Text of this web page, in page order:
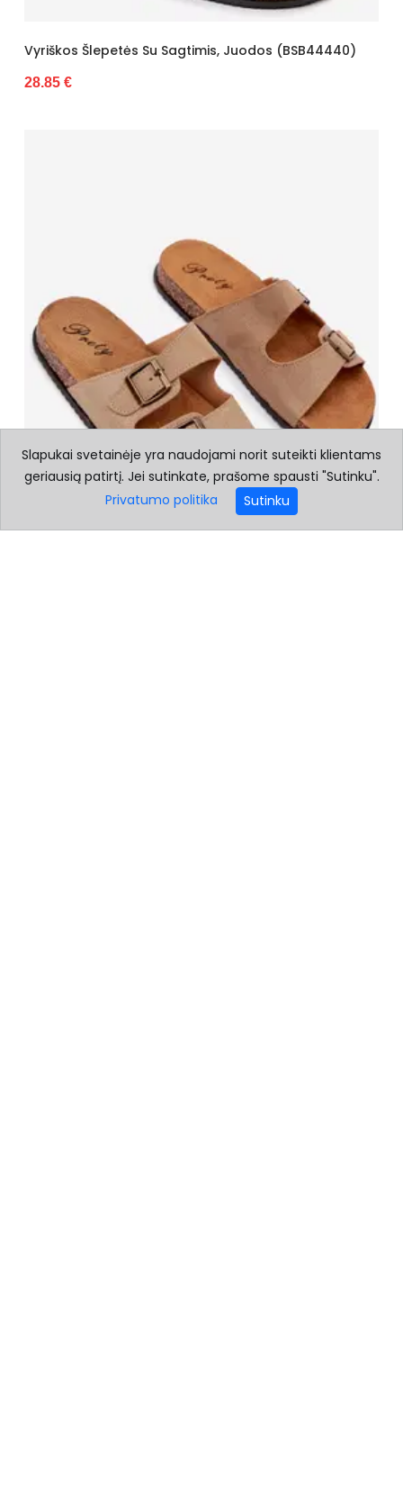
Vyriškos Šlepetės Su Sagtimis, Juodos (BSB44440)
28.85 €
Vyriškos Šlepetės Su Sagtimis, Smėlio Spalvos
(BSB44439)
Slapukai svetainėje yra naudojami norit suteikti klientams
geriausią patirtį. Jei sutinkate, prašome spausti "Sutinku".
Privatumo politika
Sutinku